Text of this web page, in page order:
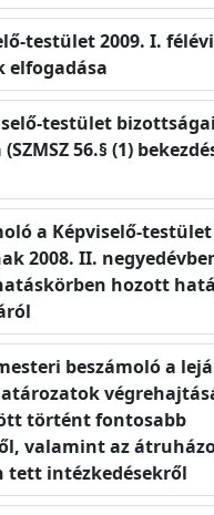
testület 2009. I. félévi
elfogadása
testület
56.§ (1)
a Képviselő-testület
2008. II.
hozott
beszámoló a
történt fontosabb
valamint az
tett intézkedésekről